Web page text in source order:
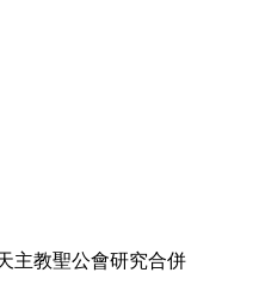
主教聖公會研究合併